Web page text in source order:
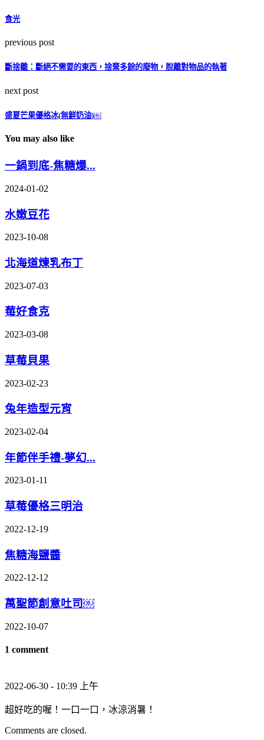
食光
previous post
斷捨離：斷絕不需要的東西，捨棄多餘的廢物，脫離對物品的執著
next post
盛夏芒果優格冰(無鮮奶油)￼
You may also like
一鍋到底-焦糖爆...
2024-01-02
水嫩豆花
2023-10-08
北海道煉乳布丁
2023-07-03
莓好食克
2023-03-08
草莓貝果
2023-02-23
兔年造型元宵
2023-02-04
年節伴手禮-夢幻...
2023-01-11
草莓優格三明治
2022-12-19
焦糖海鹽醬
2022-12-12
萬聖節創意吐司￼
2022-10-07
1 comment
2022-06-30 - 10:39 上午
超好吃的喔！一口一口，冰涼消暑！
Comments are closed.